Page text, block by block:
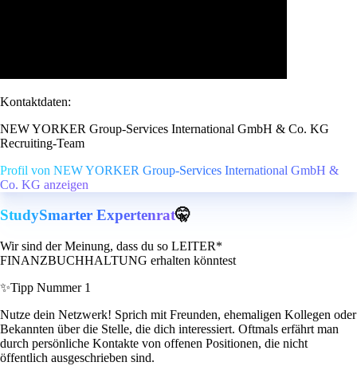
Kontaktdaten:
NEW YORKER Group-Services International GmbH & Co. KG
Recruiting-Team
Profil von NEW YORKER Group-Services International GmbH &
Co. KG anzeigen
StudySmarter Expertenrat🤫
Wir sind der Meinung, dass du so LEITER*
FINANZBUCHHALTUNG erhalten könntest
✨Tipp Nummer 1
Nutze dein Netzwerk! Sprich mit Freunden, ehemaligen Kollegen oder
Bekannten über die Stelle, die dich interessiert. Oftmals erfährt man
durch persönliche Kontakte von offenen Positionen, die nicht
öffentlich ausgeschrieben sind.